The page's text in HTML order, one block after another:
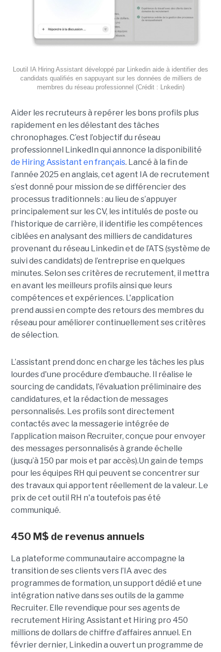
Loutil IA Hiring Assistant développé par Linkedin aide à identifier des
candidats qualifiés en sappuyant sur les données de milliers de
membres du réseau professionnel (Crédit : Lnkedin)
Aider les recruteurs à repérer les bons profils plus
rapidement en les délestant des tâches
chronophages. C’est l’objectif du réseau
professionnel LinkedIn qui annonce la disponibilité
de Hiring Assistant en français. Lancé à la fin de
l’année 2025 en anglais, cet agent IA de recrutement
s’est donné pour mission de se différencier des
processus traditionnels : au lieu de s’appuyer
principalement sur les CV, les intitulés de poste ou
l’historique de carrière, il identifie les compétences
ciblées en analysant des milliers de candidatures
provenant du réseau Linkedin et de l’ATS (système de
suivi des candidats) de l’entreprise en quelques
minutes. Selon ses critères de recrutement, il mettra
en avant les meilleurs profils ainsi que leurs
compétences et expériences. L'application
prend aussi en compte des retours des membres du
réseau pour améliorer continuellement ses critères
de sélection.
L’assistant prend donc en charge les tâches les plus
lourdes d'une procédure d’embauche. Il réalise le
sourcing de candidats, l'évaluation préliminaire des
candidatures, et la rédaction de messages
personnalisés. Les profils sont directement
contactés avec la messagerie intégrée de
l’application maison Recruiter, conçue pour envoyer
des messages personnalisés à grande échelle
(jusqu’à 150 par mois et par accès).Un gain de temps
pour les équipes RH qui peuvent se concentrer sur
des travaux qui apportent réellement de la valeur. Le
prix de cet outil RH n'a toutefois pas été
communiqué.
450 M$ de revenus annuels
La plateforme communautaire accompagne la
transition de ses clients vers l’IA avec des
programmes de formation, un support dédié et une
intégration native dans ses outils de la gamme
Recruiter. Elle revendique pour ses agents de
recrutement Hiring Assistant et Hiring pro 450
millions de dollars de chiffre d’affaires annuel. En
février dernier, Linkedin a ouvert un programme de